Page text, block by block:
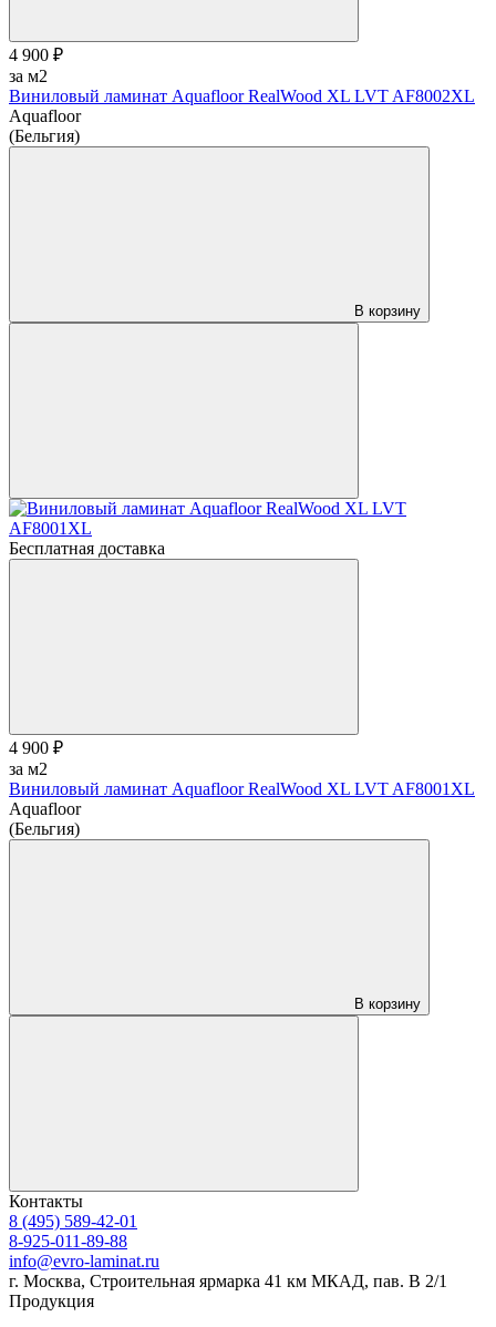
4 900 ₽
за м2
Виниловый ламинат Aquafloor RealWood XL LVT AF8002XL
Aquafloor
(Бельгия)
В корзину
Бесплатная доставка
4 900 ₽
за м2
Виниловый ламинат Aquafloor RealWood XL LVT AF8001XL
Aquafloor
(Бельгия)
В корзину
Контакты
8 (495) 589-42-01
8-925-011-89-88
info@evro-laminat.ru
г. Москва, Строительная ярмарка 41 км МКАД, пав. В 2/1
Продукция